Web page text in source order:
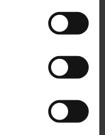
of het
te